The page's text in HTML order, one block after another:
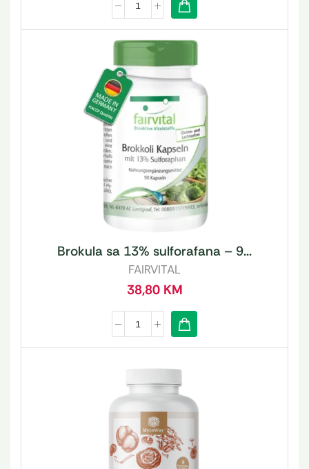
Brokula sa 13% sulforafana – 9...
FAIRVITAL
38,80 KM